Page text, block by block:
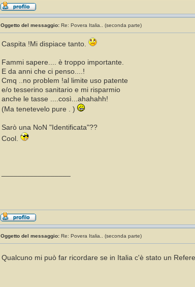
Oggetto del messaggio: Re: Povera Italia.. (seconda parte)
Caspita !Mi dispiace tanto.
Fammi sapere.... è troppo importante.
E da anni che ci penso....!
Cmq ..no problem !al limite uso patente
e/o tesserino sanitario e mi risparmio
anche le tasse ....così...ahahahh!
(Ma tenetevelo pure . )
Sarò una NoN "Identificata"??
Cool.
Oggetto del messaggio: Re: Povera Italia.. (seconda parte)
Qualcuno mi può far ricordare se in Italia c'è stato un